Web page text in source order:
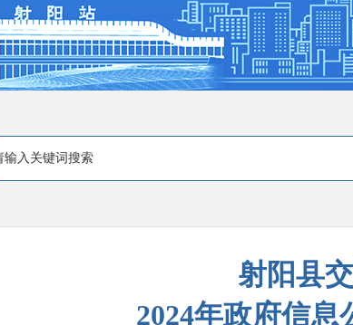
射阳县
2024年政府信